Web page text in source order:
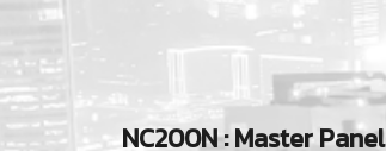
NC200N : Master Panel